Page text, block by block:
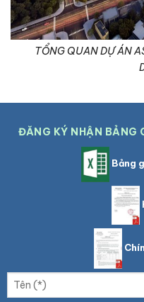
TỔNG QUAN DỰ ÁN
ĐĂNG KÝ NHẬN BẢNG
Bảng